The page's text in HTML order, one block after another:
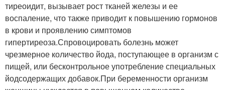
тиреоидит, вызывает рост тканей железы и ее
воспаление, что также приводит к повышению гормонов
в крови и проявлению симптомов
гипертиреоза.Спровоцировать болезнь может
чрезмерное количество йода, поступающее в организм с
пищей, или бесконтрольное употребление специальных
йодсодержащих добавок.При беременности организм